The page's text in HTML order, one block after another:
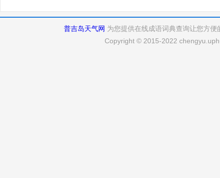
普吉岛天气网 为您提供在线成语词典查询让您方
Copyright © 2015-2022